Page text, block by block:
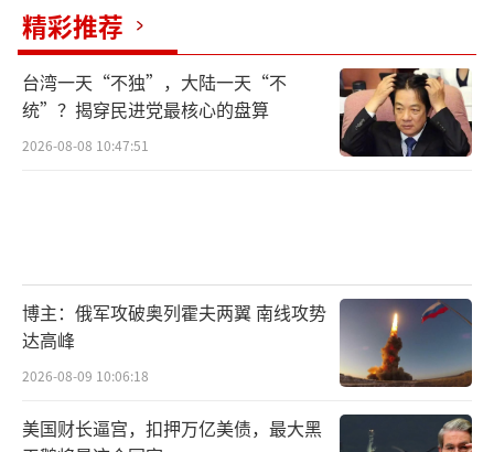
精彩推荐
台湾一天“不独”，大陆一天“不
统”？揭穿民进党最核心的盘算
2026-08-08 10:47:51
博主：俄军攻破奥列霍夫两翼 南线攻势
达高峰
2026-08-09 10:06:18
美国财长逼宫，扣押万亿美债，最大黑